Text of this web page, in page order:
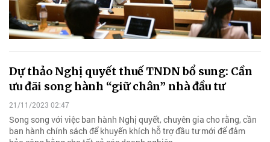
Dự thảo Nghị quyết thuế TNDN bổ sung: Cần
ưu đãi song hành “giữ chân” nhà đầu tư
21/11/2023 02:47
Song song với việc ban hành Nghị quyết, chuyên gia cho rằng, cần
ban hành chính sách để khuyến khích hỗ trợ đầu tư mới để đảm